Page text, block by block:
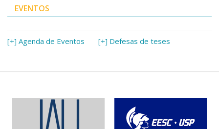
EVENTOS
[+] Agenda de Eventos [+] Defesas de teses